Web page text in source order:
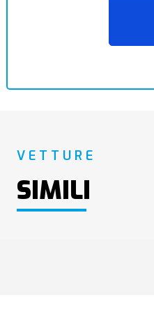
VETTURE
SIMILI